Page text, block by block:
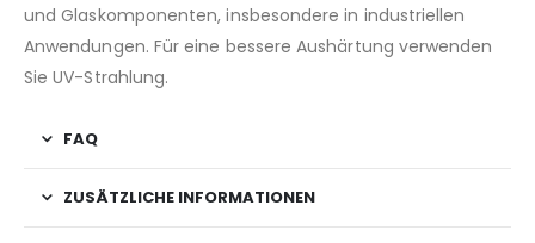
und Glaskomponenten, insbesondere in industriellen
Anwendungen. Für eine bessere Aushärtung verwenden
Sie UV-Strahlung.
FAQ
ZUSÄTZLICHE INFORMATIONEN